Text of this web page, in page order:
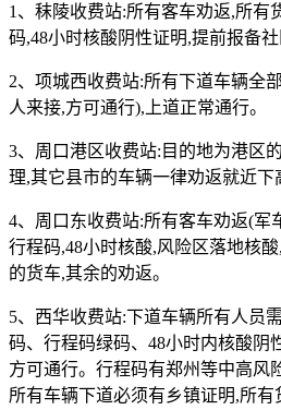
1、秣陵收费站:所有客车劝返,所有
码,48小时核酸阴性证明,提前报备社
2、项城西收费站:所有下道车辆全
人来接,方可通行),上道正常通行。
3、周口港区收费站:目的地为港区
理,其它县市的车辆一律劝返就近下
4、周口东收费站:所有客车劝返(军
行程码,48小时核酸,风险区落地核
的货车,其余的劝返。
5、西华收费站:下道车辆所有人员
码、行程码绿码、48小时内核酸阴
方可通行。行程码有郑州等中高风
所有车辆下道必须有乡镇证明,所